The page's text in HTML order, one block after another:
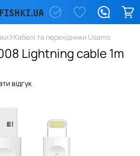
Кабелі та перехідники Usams
Lightning cable 1m
відгук